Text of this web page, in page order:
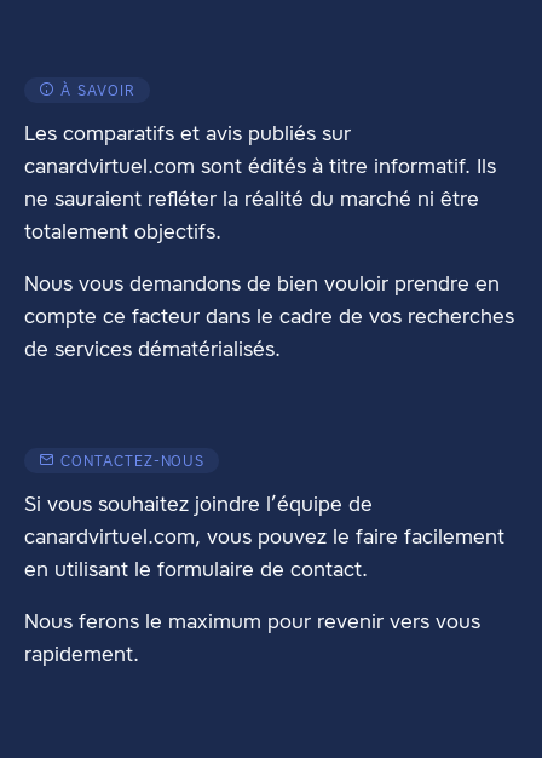
À SAVOIR
Les comparatifs et avis publiés sur
canardvirtuel.com sont édités à titre informatif. Ils
ne sauraient refléter la réalité du marché ni être
totalement objectifs.
Nous vous demandons de bien vouloir prendre en
compte ce facteur dans le cadre de vos recherches
de services dématérialisés.
CONTACTEZ-NOUS
Si vous souhaitez joindre l’équipe de
canardvirtuel.com, vous pouvez le faire facilement
en utilisant le formulaire de contact.
Nous ferons le maximum pour revenir vers vous
rapidement.